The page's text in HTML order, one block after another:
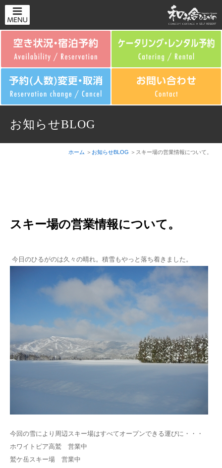
お知らせBLOG
ホーム お知らせBLOG スキー場の営業情報について。
スキー場の営業情報について。
今日のひるがのは久々の晴れ。積雪もやっと落ち着きました。
今回の雪により周辺スキー場はすべてオープンできる運びに・・・
ホワイトピア高鷲 営業中
鷲ケ岳スキー場 営業中